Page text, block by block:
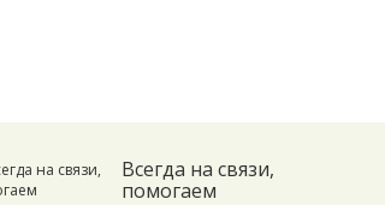
Всегда на связи,
помогаем